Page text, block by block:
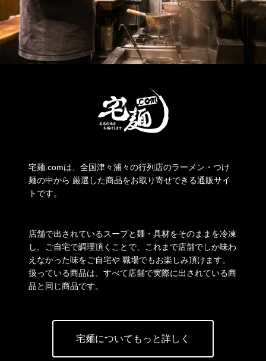
宅麺.comは、全国津々浦々の行列店のラーメン・つけ
麺の中から 厳選した商品をお取り寄せできる通販サイ
トです。
店舗で出されているスープと麺・具材をそのままを冷凍
し、ご自宅で調理頂くことで、これまで店舗でしか味わ
えなかった味をご自宅や 職場でもお楽しみ頂けます。
扱っている商品は、すべて店舗で実際に出されている商
品と同じ商品です。
宅麺についてもっと詳しく